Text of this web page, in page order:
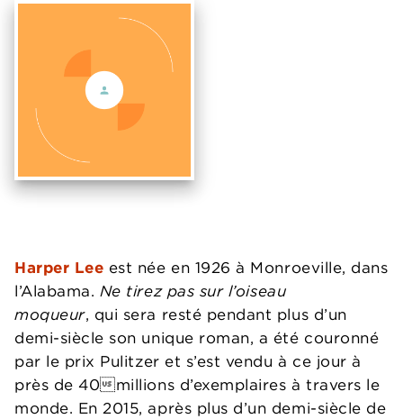
Harper Lee est née en 1926 à Monroeville, dans
l’Alabama. Ne tirez pas sur l’oiseau
moqueur, qui sera resté pendant plus d’un
demi-siècle son unique roman, a été couronné
par le prix Pulitzer et s’est vendu à ce jour à
près de 40millions d’exemplaires à travers le
monde. En 2015, après plus d’un demi-siècle de